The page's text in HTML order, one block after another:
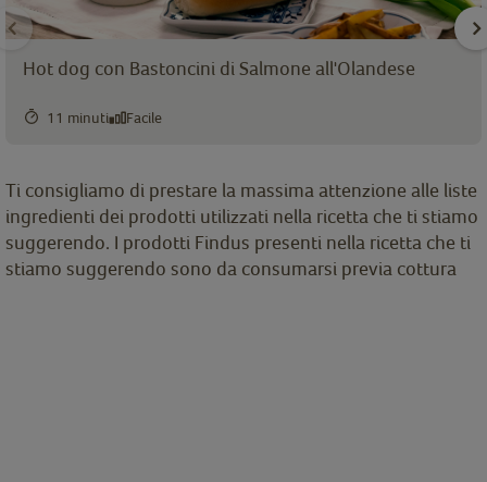
Hot dog con Bastoncini di Salmone all'Olandese
11 minuti Facile
Ti consigliamo di prestare la massima attenzione alle liste
ingredienti dei prodotti utilizzati nella ricetta che ti stiamo
suggerendo. I prodotti Findus presenti nella ricetta che ti
stiamo suggerendo sono da consumarsi previa cottura